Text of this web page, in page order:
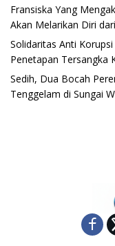
Fransiska Yang
Akan Melarikan Diri
Solidaritas Anti
Penetapan Tersangka
Sedih, Dua Bocah
Tenggelam di Sungai